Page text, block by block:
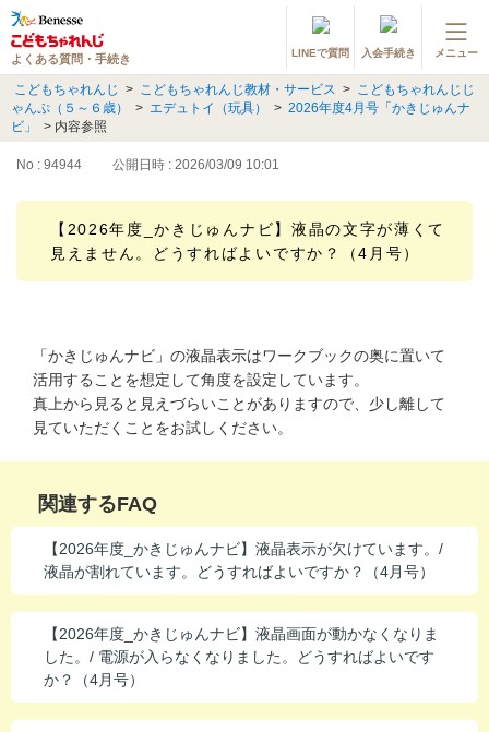
よくある質問・手続き LINEで質問 入会手続き メニュー
登録情報の変更・各種お手続き
会員ページへログイン
お客様サポート(手続き・照会)
よくある質問・お問い合わせ
カテゴリーから探す
他の講座のよくある質問・手続きはこちら
進研ゼミ 小学講座
進研ゼミ 中学講座 中高一貫
進研ゼミ 高校講座
こどもちゃれんじのご紹介はこちら
会員サイトはこちら
こどもちゃれんじ > こどもちゃれんじ教材・サービス > こどもちゃれんじじ
ゃんぷ（５～６歳）
> エデュトイ（玩具） > 2026年度4月号「かきじゅんナ
ビ」
> 内容参照
No : 94944 公開日時 : 2026/03/09 10:01
【2026年度_かきじゅんナビ】液晶の文字が薄くて
見えません。どうすればよいですか？（4月号）
「かきじゅんナビ」の液晶表示はワークブックの奥に置いて
活用することを想定して角度を設定しています。
真上から見ると見えづらいことがありますので、少し離して
見ていただくことをお試しください。
関連するFAQ
【2026年度_かきじゅんナビ】液晶表示が欠けています。/
液晶が割れています。どうすればよいですか？（4月号）
【2026年度_かきじゅんナビ】液晶画面が動かなくなりま
した。/ 電源が入らなくなりました。どうすればよいです
か？（4月号）